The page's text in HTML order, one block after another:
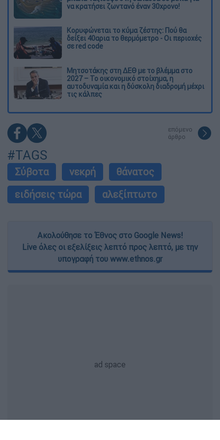
να κρατήσει ζωντανό έναν 30χρονο!
Κορυφώνεται το κύμα ζέστης: Πού θα
δείξει 40αρια το θερμόμετρο - Οι περιοχές
σε red code
Μητσοτάκης στη ΔΕΘ με το βλέμμα στο
2027 – Το οικονομικό στοίχημα, η
αυτοδυναμία και η δύσκολη διαδρομή μέχρι
τις κάλπες
επόμενο
άρθρο
#TAGS
Σύβοτα νεκρή
θάνατος
ειδήσεις τώρα
αλεξίπτωτο
Ακολούθησε το Έθνος στο Google News!
Live όλες οι εξελίξεις λεπτό προς λεπτό, με την
υπογραφή του www.ethnos.gr